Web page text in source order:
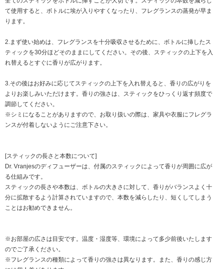
て使用すると、ボトルに埃が入りやすくなったり、フレグランスの蒸発が早ま
ります。
2.まず使い始めは、フレグランスを十分吸収させるために、ボトルに挿したス
ティックを30分ほどそのままにしてください。その後、スティックの上下を入
れ替えるとすぐに香りが広がります。
3.その後はお好みに応じてスティックの上下を入れ替えると、香りの広がりを
よりお楽しみいただけます。香りの強さは、スティックをひっくり返す頻度で
調節してください。
※シミになることがありますので、お取り扱いの際は、家具や衣服にフレグラ
ンスが付着しないようにご注意下さい。
[スティックの長さと本数について]
Dr. Vranjesのディフューザーは、付属のスティックによって香りが周囲に広が
る仕組みです。
スティックの長さや本数は、ボトルの大きさに対して、香りがバランスよく十
分に拡散するよう計算されていますので、本数を減らしたり、短くしてしまう
ことはお勧めできません。
※お部屋の広さは目安です。温度・湿度等、環境によって多少前後いたします
のでご了承ください。
※フレグランスの種類によって香りの強さは異なります。また、香りの感じ方